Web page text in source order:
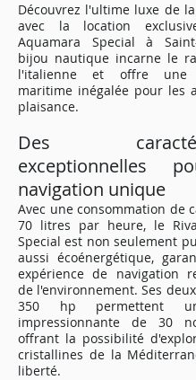
Découvrez l'ultime luxe de
avec la location
Aquamara Special à
bijou nautique incarne le
l'italienne et offre une
maritime inégalée pour les
plaisance.
Des
exceptionnelles
navigation unique
Avec une consommation de
70 litres par heure, le
Special est non seulement
aussi écoénergétique,
expérience de navigation
de l'environnement. Ses
350 hp permettent
impressionnante de 30
offrant la possibilité
cristallines de la
liberté.